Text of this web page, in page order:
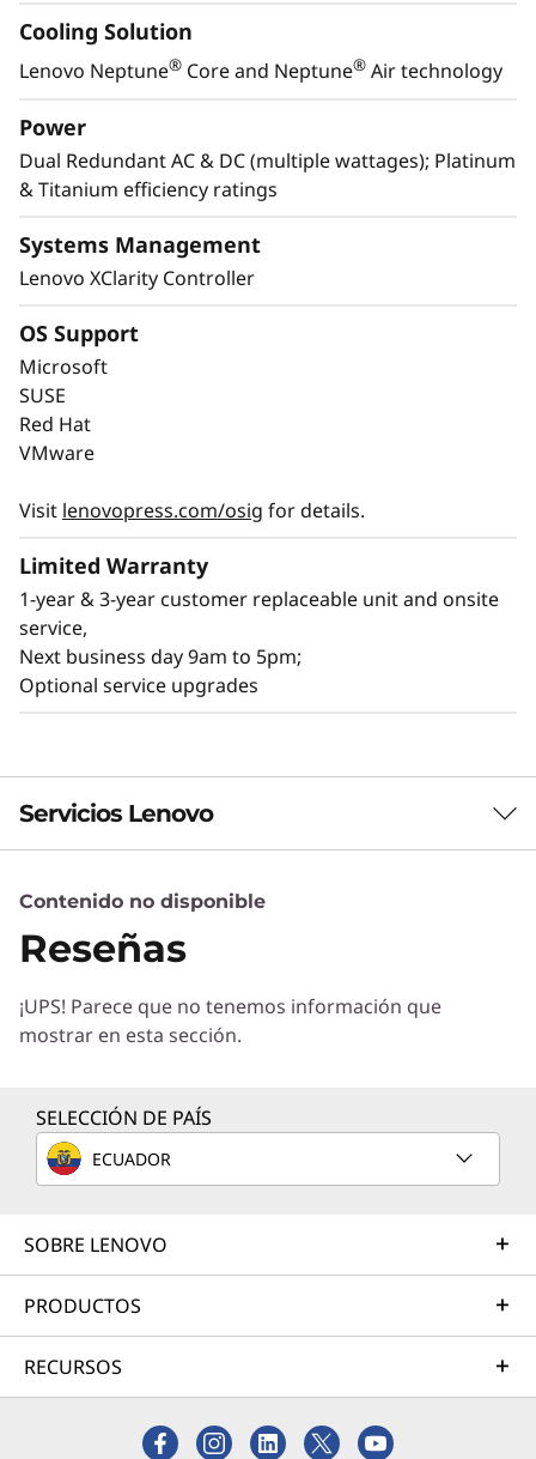
o
u
u
o
Cooling Solution
Lenovo Neptune® Core and Neptune® Air technology
Power
Dual Redundant AC & DC (multiple wattages); Platinum
& Titanium efficiency ratings
Systems Management
Lenovo XClarity Controller
OS Support
Microsoft
SUSE
Red Hat
VMware
Visit lenovopress.com/osig for details.
Limited Warranty
1-year & 3-year customer replaceable unit and onsite
service,
Next business day 9am to 5pm;
Optional service upgrades
Servicios Lenovo
Servicios de Soluciones
Diseñe la mejor estrategia para su empresa.
correcta para sus exclusivas necesidades
empresariales.
Servicios de Implementación
ayudaremos a simplificar la implementación de nuevas
Más información
Servicios de Asistencia
Contenido no disponible
Reseñas
¡UPS! Parece que no tenemos información que
mostrar en esta sección.
SELECCIÓN DE PAÍS
ECUADOR
SOBRE LENOVO
PRODUCTOS
RECURSOS